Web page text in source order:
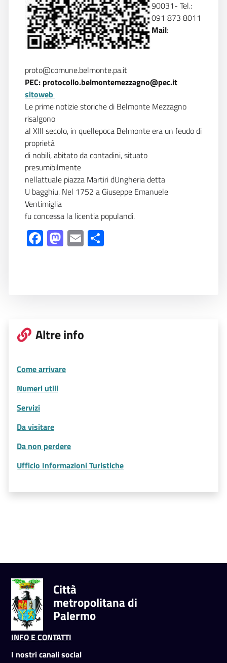
90031- Tel.:
091 873 8011
Mail:
proto@comune.belmonte.pa.it
PEC: protocollo.belmontemezzagno@pec.it
sitoweb
Le prime notizie storiche di Belmonte Mezzagno
risalgono
al XIII secolo, in quellepoca Belmonte era un feudo di
proprietà
di nobili, abitato da contadini, situato
presumibilmente
nellattuale piazza Martiri dUngheria detta
U bagghiu. Nel 1752 a Giuseppe Emanuele
Ventimiglia
fu concessa la licentia populandi.
Facebook
Mastodon
Email
Altre info
Come arrivare
Numeri utili
Servizi
Da visitare
Da non perdere
Ufficio Informazioni Turistiche
Città
metropolitana di
Palermo
INFO E CONTATTI
I nostri canali social